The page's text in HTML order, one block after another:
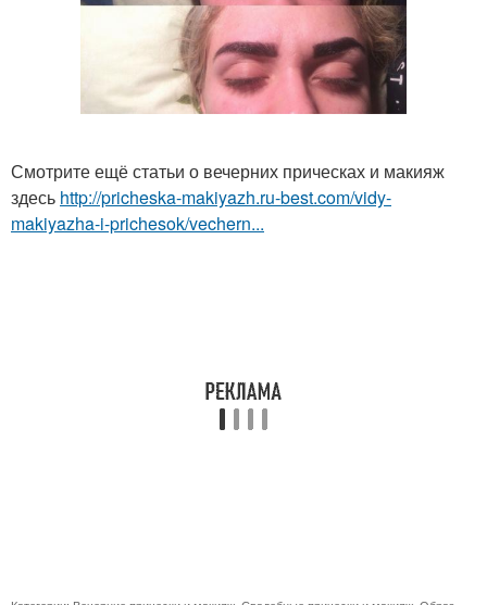
Смотрите ещё статьи о вечерних прическах и макияж
здесь http://pricheska-makiyazh.ru-best.com/vidy-
makiyazha-i-prichesok/vechern...